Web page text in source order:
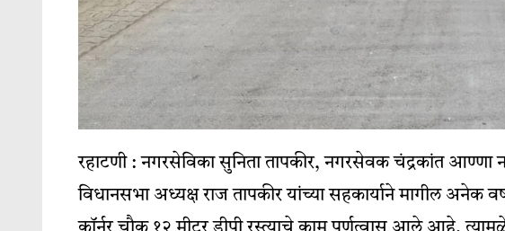
रहाटणी : नगरसेविका सुनिता तापकीर, नगरसेवक चंद्रकांत आण्णा
विधानसभा अध्यक्ष राज तापकीर यांच्या सहकार्याने मागील अनेक